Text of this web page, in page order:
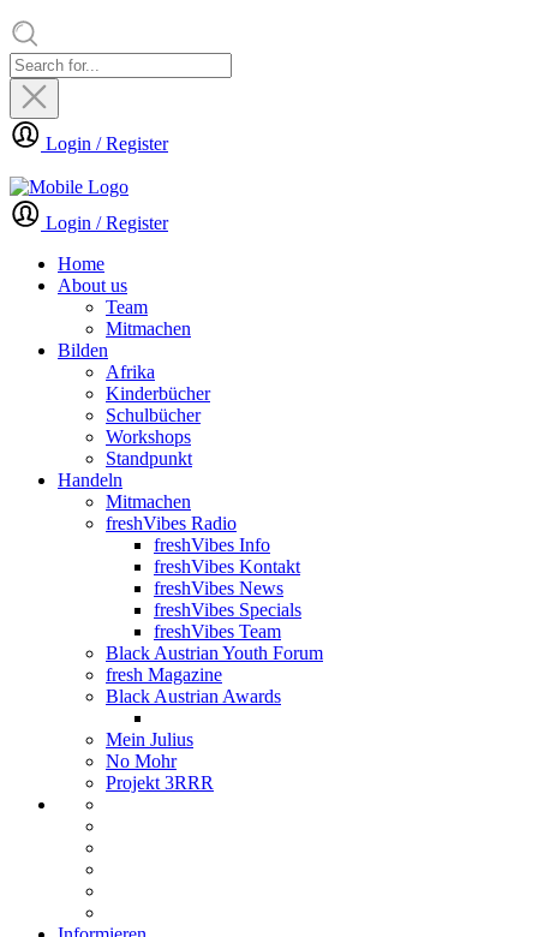
Login / Register
Login / Register
Home
About us
Team
Mitmachen
Bilden
Afrika
Kinderbücher
Schulbücher
Workshops
Standpunkt
Handeln
Mitmachen
freshVibes Radio
freshVibes Info
freshVibes Kontakt
freshVibes News
freshVibes Specials
freshVibes Team
Black Austrian Youth Forum
fresh Magazine
Black Austrian Awards
Mein Julius
No Mohr
Projekt 3RRR